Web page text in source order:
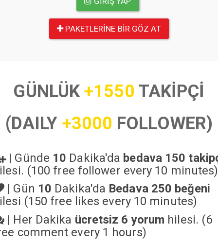
PAKETLERINE BIR GÖZ AT
GÜNLÜK+1550 TAKİPÇİ
(DAILY +3000 FOLLOWER)
| Günde 10 Dakika'da bedava 150
(100 free follower every 10 minutes)
| Gün 10 Dakika'da Bedava 250 beğeni
(150 free likes every 10 minutes)
| Her Dakika ücretsiz 6 yorum hilesi. (6
comment every 1 hours)